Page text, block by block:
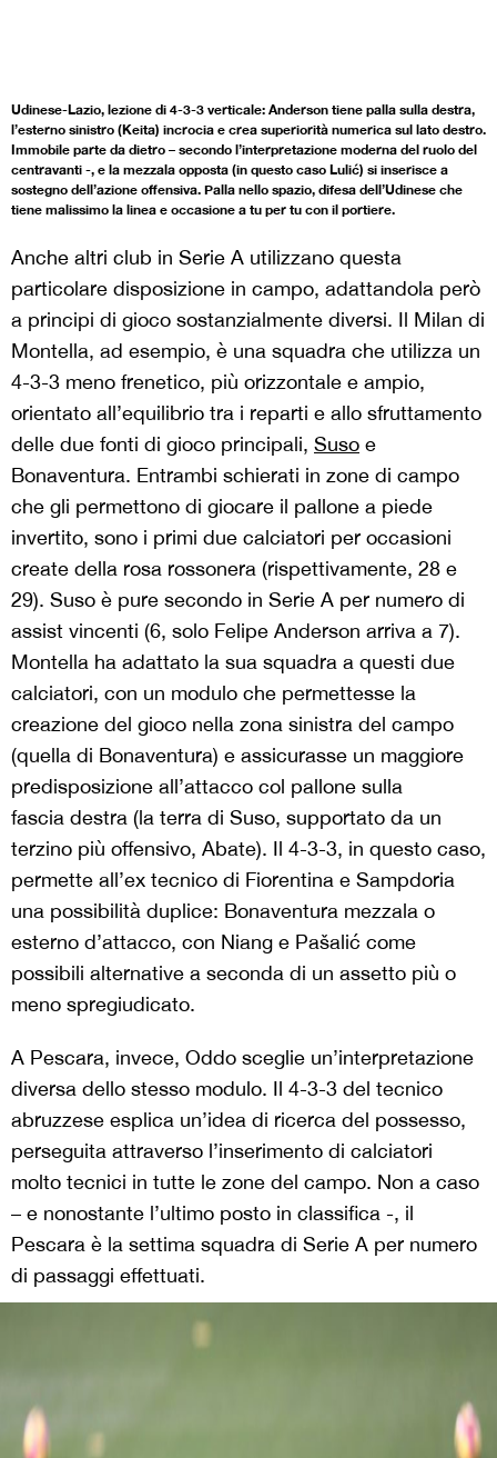
Udinese-Lazio, lezione di 4-3-3 verticale: Anderson tiene palla sulla destra,
l’esterno sinistro (Keita) incrocia e crea superiorità numerica sul lato destro.
Immobile parte da dietro – secondo l’interpretazione moderna del ruolo del
centravanti -, e la mezzala opposta (in questo caso Lulić) si inserisce a
sostegno dell’azione offensiva. Palla nello spazio, difesa dell’Udinese che
tiene malissimo la linea e occasione a tu per tu con il portiere.
Anche altri club in Serie A utilizzano questa
particolare disposizione in campo, adattandola però
a principi di gioco sostanzialmente diversi. Il Milan di
Montella, ad esempio, è una squadra che utilizza un
4-3-3 meno frenetico, più orizzontale e ampio,
orientato all’equilibrio tra i reparti e allo sfruttamento
delle due fonti di gioco principali, Suso e
Bonaventura. Entrambi schierati in zone di campo
che gli permettono di giocare il pallone a piede
invertito, sono i primi due calciatori per occasioni
create della rosa rossonera (rispettivamente, 28 e
29). Suso è pure secondo in Serie A per numero di
assist vincenti (6, solo Felipe Anderson arriva a 7).
Montella ha adattato la sua squadra a questi due
calciatori, con un modulo che permettesse la
creazione del gioco nella zona sinistra del campo
(quella di Bonaventura) e assicurasse un maggiore
predisposizione all’attacco col pallone sulla
fascia destra (la terra di Suso, supportato da un
terzino più offensivo, Abate). Il 4-3-3, in questo caso,
permette all’ex tecnico di Fiorentina e Sampdoria
una possibilità duplice: Bonaventura mezzala o
esterno d’attacco, con Niang e Pašalić come
possibili alternative a seconda di un assetto più o
meno spregiudicato.
A Pescara, invece, Oddo sceglie un’interpretazione
diversa dello stesso modulo. Il 4-3-3 del tecnico
abruzzese esplica un’idea di ricerca del possesso,
perseguita attraverso l’inserimento di calciatori
molto tecnici in tutte le zone del campo. Non a caso
– e nonostante l’ultimo posto in classifica -, il
Pescara è la settima squadra di Serie A per numero
di passaggi effettuati.